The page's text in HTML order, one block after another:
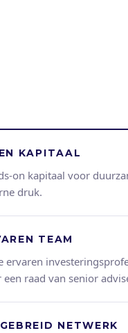
KAPITAAL
on kapitaal voor
druk.
TEAM
ervaren
een raad van senior
NETWERK